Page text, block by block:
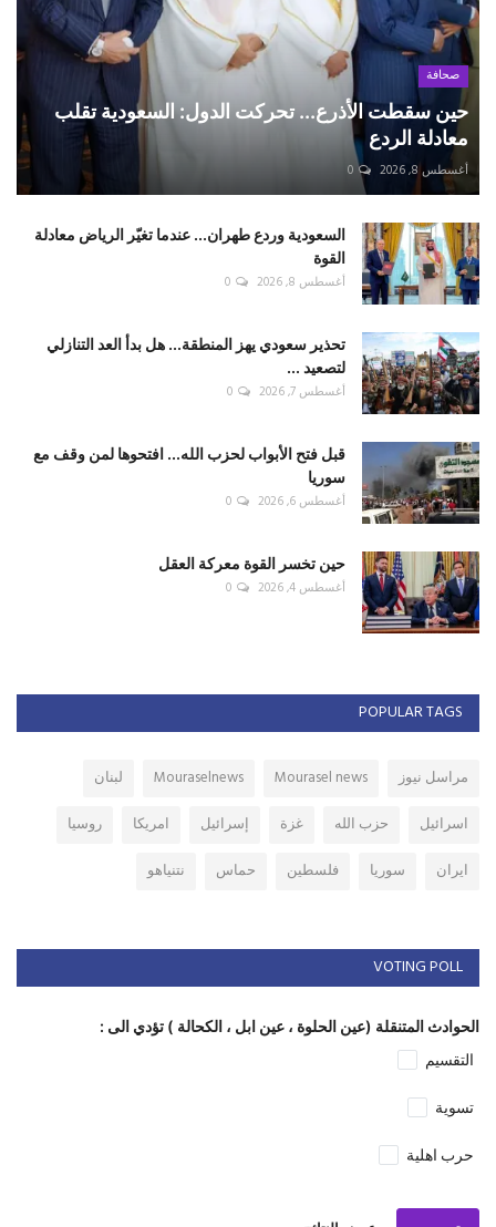
صحافة
حين سقطت الأذرع... تحركت الدول: السعودية تقلب
معادلة الردع
أغسطس 8, 2026 0
السعودية وردع طهران... عندما تغيّر الرياض معادلة
القوة
أغسطس 8, 2026 0
تحذير سعودي يهز المنطقة... هل بدأ العد التنازلي
لتصعيد ...
أغسطس 7, 2026 0
قبل فتح الأبواب لحزب الله... افتحوها لمن وقف مع
سوريا
أغسطس 6, 2026 0
حين تخسر القوة معركة العقل
أغسطس 4, 2026 0
POPULAR TAGS
مراسل نيوز Mourasel news
Mouraselnews
لبنان
اسرائيل
حزب الله غزة إسرائيل امريكا
روسيا
ايران
سوريا فلسطين حماس نتنياهو
VOTING POLL
الحوادث المتنقلة (عين الحلوة ، عين ابل ، الكحالة ) تؤدي الى :
التقسيم
تسوية
حرب اهلية